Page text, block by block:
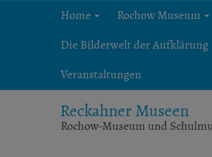
Home Rochow Museum
Die Bilderwelt der Aufklärung
Veranstaltungen
Reckahner Museen
Rochow-Museum und